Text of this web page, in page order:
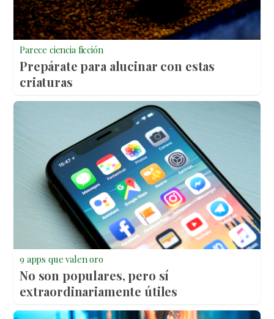
Parece ciencia ficción
Prepárate para alucinar con estas
criaturas
9 apps que valen oro
No son populares, pero sí
extraordinariamente útiles